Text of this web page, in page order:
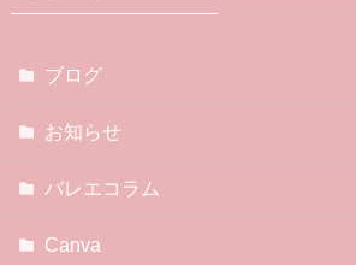
ブログ
お知らせ
バレエコラム
Canva